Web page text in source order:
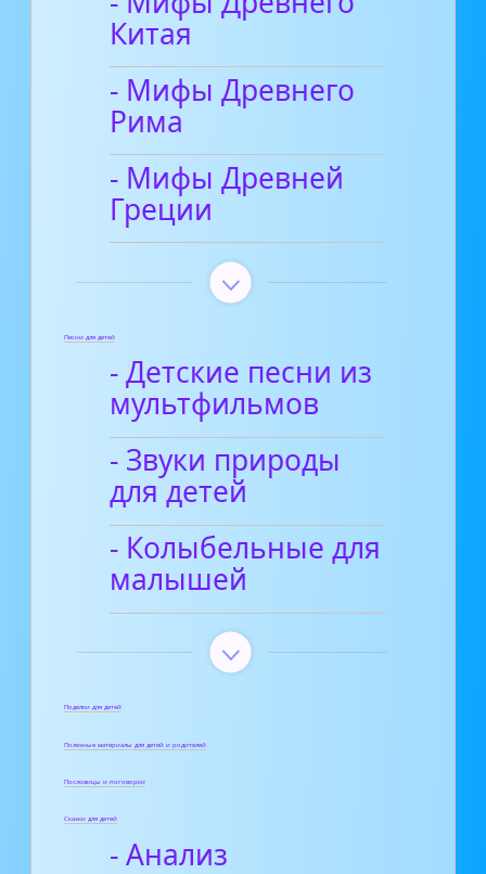
Китая
- Мифы Древнего
Рима
- Мифы Древней
Греции
Песни для детей
- Детские песни из
мультфильмов
- Звуки природы
для детей
- Колыбельные для
малышей
Поделки для детей
Полезные материалы для детей и родителей
Пословицы и поговорки
Сказки для детей
- Анализ